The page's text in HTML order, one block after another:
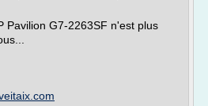
Pavilion G7-2263SF n'est plus